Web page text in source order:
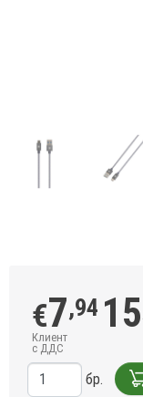
€7,94 15
Клиент
с ДДС
бр.